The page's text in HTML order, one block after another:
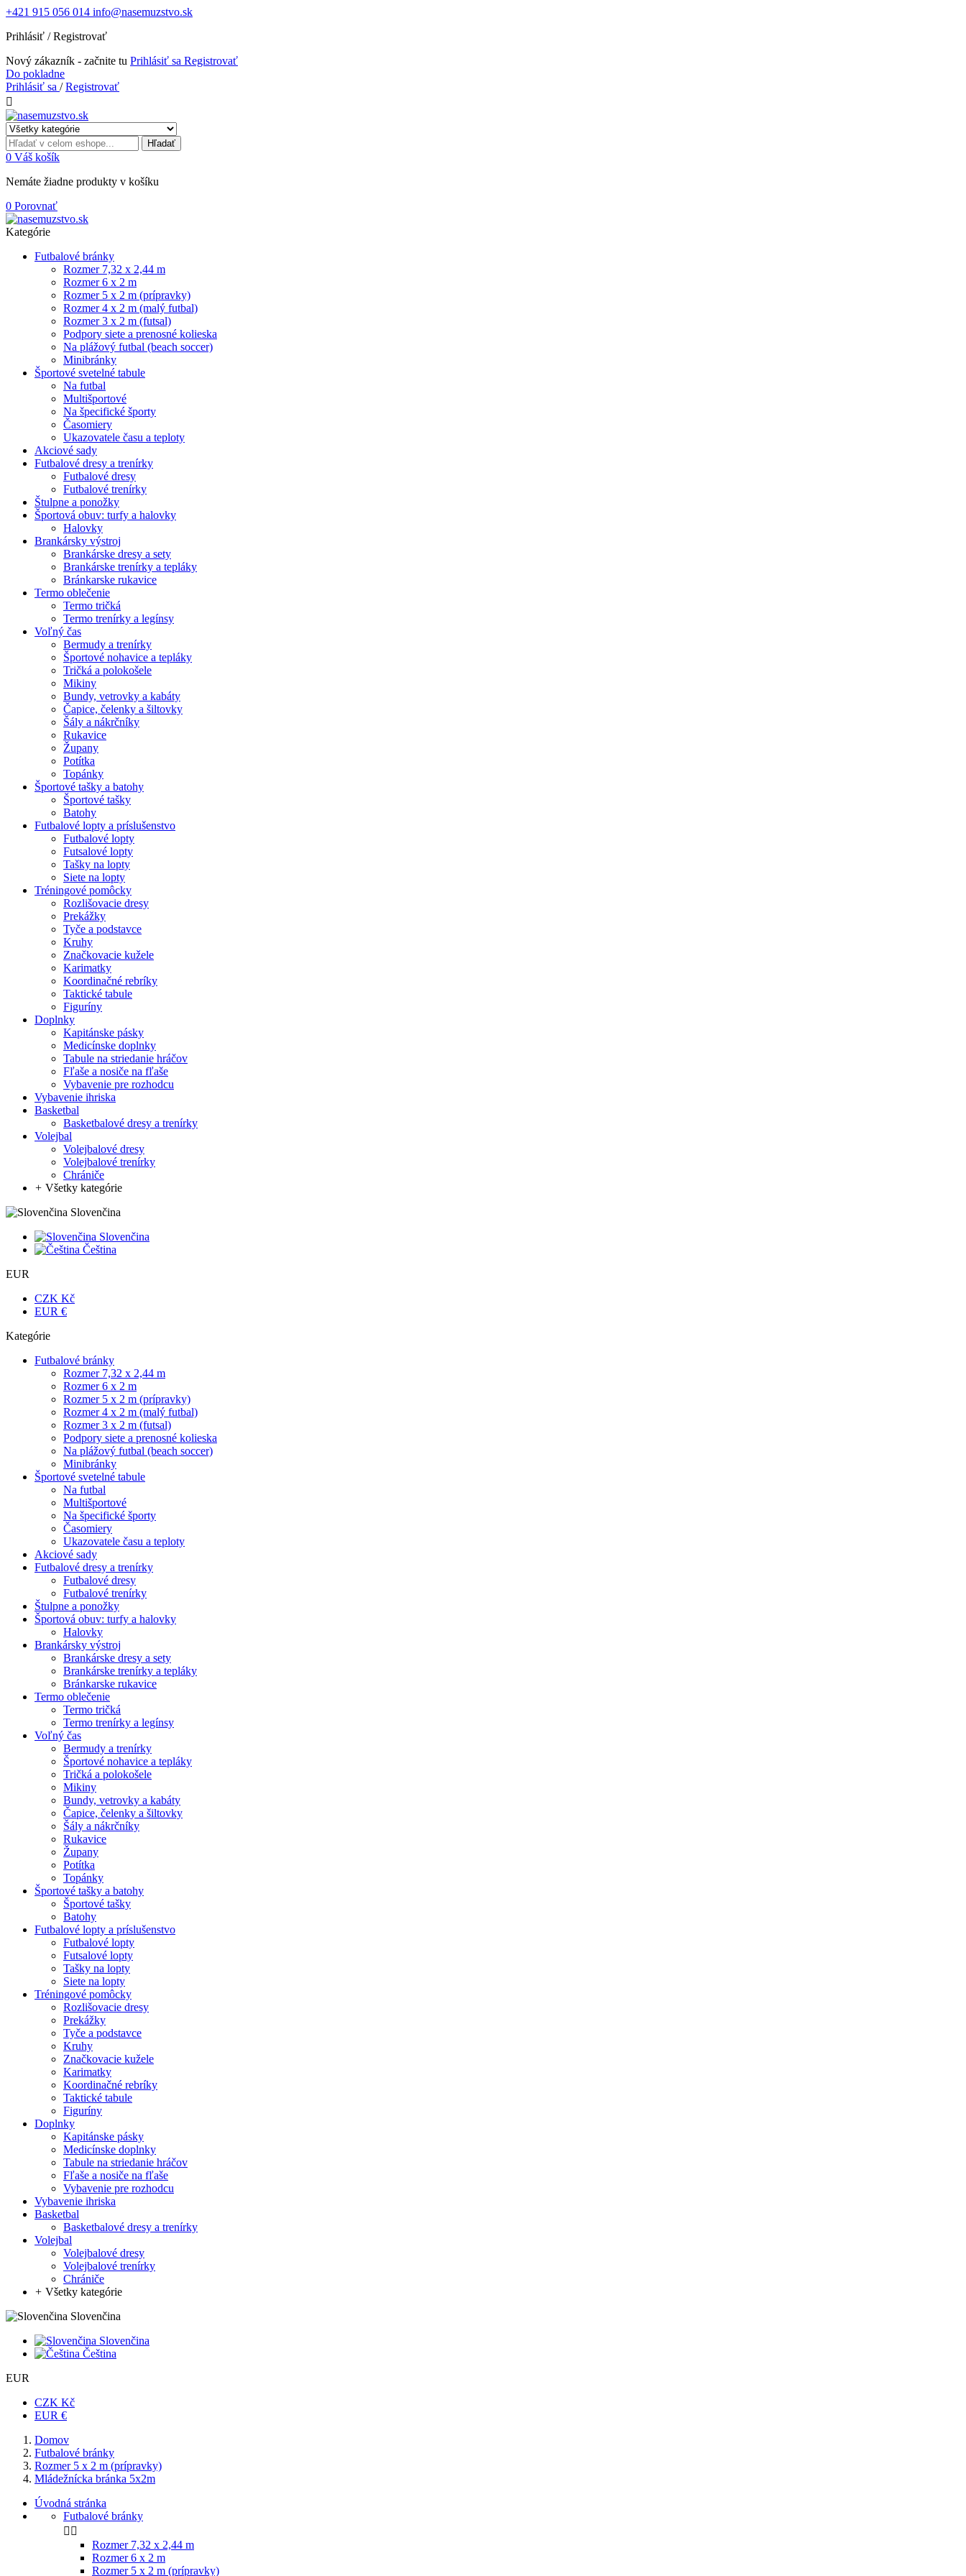
+421 915 056 014 info@nasemuzstvo.sk
Prihlásiť / Registrovať
Nový zákazník - začnite tu Prihlásiť sa Registrovať
Do pokladne
Prihlásiť sa /Registrovať

Hľadať
0 Váš košík
Nemáte žiadne produkty v košíku
0 Porovnať
Kategórie
Futbalové bránky
Rozmer 7,32 x 2,44 m
Rozmer 6 x 2 m
Rozmer 5 x 2 m (prípravky)
Rozmer 4 x 2 m (malý futbal)
Rozmer 3 x 2 m (futsal)
Podpory siete a prenosné kolieska
Na plážový futbal (beach soccer)
Minibránky
Športové svetelné tabule
Na futbal
Multišportové
Na špecifické športy
Časomiery
Ukazovatele času a teploty
Akciové sady
Futbalové dresy a trenírky
Futbalové dresy
Futbalové trenírky
Štulpne a ponožky
Športová obuv: turfy a halovky
Halovky
Brankársky výstroj
Brankárske dresy a sety
Brankárske trenírky a tepláky
Bránkarske rukavice
Termo oblečenie
Termo tričká
Termo trenírky a legínsy
Voľný čas
Bermudy a trenírky
Športové nohavice a tepláky
Tričká a polokošele
Mikiny
Bundy, vetrovky a kabáty
Čapice, čelenky a šiltovky
Šály a nákrčníky
Rukavice
Župany
Potítka
Topánky
Športové tašky a batohy
Športové tašky
Batohy
Futbalové lopty a príslušenstvo
Futbalové lopty
Futsalové lopty
Tašky na lopty
Siete na lopty
Tréningové pomôcky
Rozlišovacie dresy
Prekážky
Tyče a podstavce
Kruhy
Značkovacie kužele
Karimatky
Koordinačné rebríky
Taktické tabule
Figuríny
Doplnky
Kapitánske pásky
Medicínske doplnky
Tabule na striedanie hráčov
Fľaše a nosiče na fľaše
Vybavenie pre rozhodcu
Vybavenie ihriska
Basketbal
Basketbalové dresy a trenírky
Volejbal
Volejbalové dresy
Volejbalové trenírky
Chrániče
+ Všetky kategórie
Slovenčina
Slovenčina
Čeština
EUR
CZK Kč
EUR €
Kategórie
Futbalové bránky
Rozmer 7,32 x 2,44 m
Rozmer 6 x 2 m
Rozmer 5 x 2 m (prípravky)
Rozmer 4 x 2 m (malý futbal)
Rozmer 3 x 2 m (futsal)
Podpory siete a prenosné kolieska
Na plážový futbal (beach soccer)
Minibránky
Športové svetelné tabule
Na futbal
Multišportové
Na špecifické športy
Časomiery
Ukazovatele času a teploty
Akciové sady
Futbalové dresy a trenírky
Futbalové dresy
Futbalové trenírky
Štulpne a ponožky
Športová obuv: turfy a halovky
Halovky
Brankársky výstroj
Brankárske dresy a sety
Brankárske trenírky a tepláky
Bránkarske rukavice
Termo oblečenie
Termo tričká
Termo trenírky a legínsy
Voľný čas
Bermudy a trenírky
Športové nohavice a tepláky
Tričká a polokošele
Mikiny
Bundy, vetrovky a kabáty
Čapice, čelenky a šiltovky
Šály a nákrčníky
Rukavice
Župany
Potítka
Topánky
Športové tašky a batohy
Športové tašky
Batohy
Futbalové lopty a príslušenstvo
Futbalové lopty
Futsalové lopty
Tašky na lopty
Siete na lopty
Tréningové pomôcky
Rozlišovacie dresy
Prekážky
Tyče a podstavce
Kruhy
Značkovacie kužele
Karimatky
Koordinačné rebríky
Taktické tabule
Figuríny
Doplnky
Kapitánske pásky
Medicínske doplnky
Tabule na striedanie hráčov
Fľaše a nosiče na fľaše
Vybavenie pre rozhodcu
Vybavenie ihriska
Basketbal
Basketbalové dresy a trenírky
Volejbal
Volejbalové dresy
Volejbalové trenírky
Chrániče
+ Všetky kategórie
Slovenčina
Slovenčina
Čeština
EUR
CZK Kč
EUR €
Domov
Futbalové bránky
Rozmer 5 x 2 m (prípravky)
Mládežnícka bránka 5x2m
Úvodná stránka
Futbalové bránky
 
Rozmer 7,32 x 2,44 m
Rozmer 6 x 2 m
Rozmer 5 x 2 m (prípravky)